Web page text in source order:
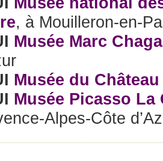
, à Mouilleron-en-
Musée Marc
Musée du
Musée Picasso La
Alpes-Côte